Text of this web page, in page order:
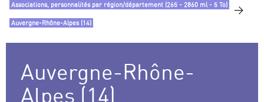
Associations, personnalités par région/département (265 - 2860 ml - 5 To) >
Auvergne-Rhône-Alpes (14)
Auvergne-Rhône-
Alpes (14)